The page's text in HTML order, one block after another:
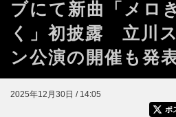
ブにて新曲「メロ
く」初披露 立川
ン公演の開催も発
2025年12月30日 / 14:05
ポ